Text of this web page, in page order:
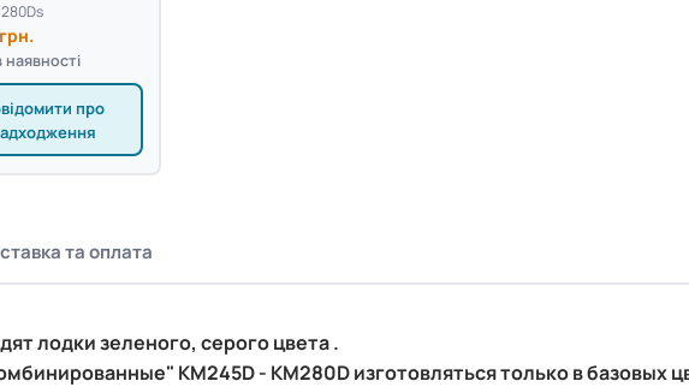
про
та оплата
лодки зеленого, серого цвета .
KM245D - KM280D изготовляться только в базовых